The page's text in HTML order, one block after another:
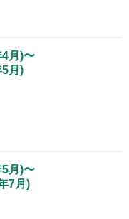
月 )〜
月 )
月 )〜
7月 )